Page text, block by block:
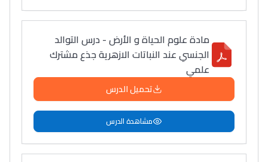
Interviews/Vidéos
+ de 89 Interviews/Vidéos
دليل المهن
ما يزيد عن 149 مهنة
مادة علوم الحياة و الأرض - درس التوالد
الجنسي عند النباتات الازهرية جذع مشترك
علمي
تحميل الدرس
مشاهدة الدرس